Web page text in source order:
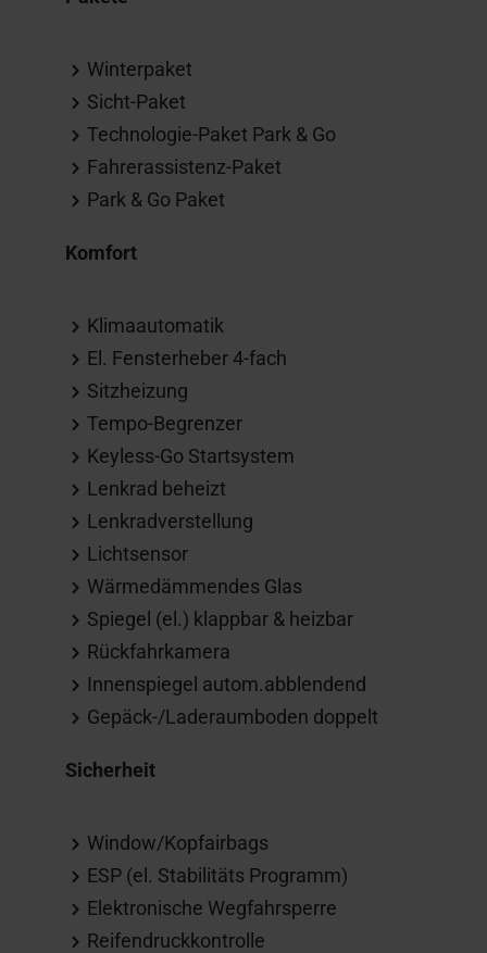
Winterpaket
Sicht-Paket
Technologie-Paket Park & Go
Fahrerassistenz-Paket
Park & Go Paket
Komfort
Klimaautomatik
El. Fensterheber 4-fach
Sitzheizung
Tempo-Begrenzer
Keyless-Go Startsystem
Lenkrad beheizt
Lenkradverstellung
Lichtsensor
Wärmedämmendes Glas
Spiegel (el.) klappbar & heizbar
Rückfahrkamera
Innenspiegel autom.abblendend
Gepäck-/Laderaumboden doppelt
Sicherheit
Window/Kopfairbags
ESP (el. Stabilitäts Programm)
Elektronische Wegfahrsperre
Reifendruckkontrolle